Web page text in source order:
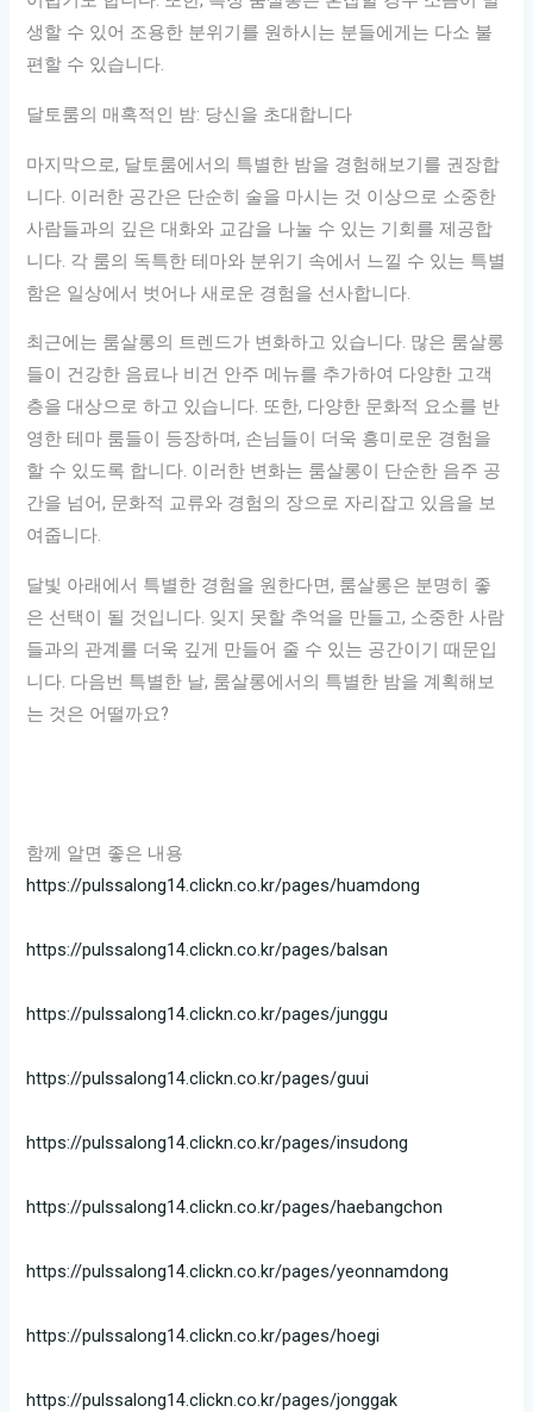
생할 수 있어 조용한 분위기를 원하시는 분들에게는 다소 불
편할 수 있습니다.
달토룸의 매혹적인 밤: 당신을 초대합니다
마지막으로, 달토룸에서의 특별한 밤을 경험해보기를 권장합
니다. 이러한 공간은 단순히 술을 마시는 것 이상으로 소중한
사람들과의 깊은 대화와 교감을 나눌 수 있는 기회를 제공합
니다. 각 룸의 독특한 테마와 분위기 속에서 느낄 수 있는 특별
함은 일상에서 벗어나 새로운 경험을 선사합니다.
최근에는 룸살롱의 트렌드가 변화하고 있습니다. 많은 룸살롱
들이 건강한 음료나 비건 안주 메뉴를 추가하여 다양한 고객
층을 대상으로 하고 있습니다. 또한, 다양한 문화적 요소를 반
영한 테마 룸들이 등장하며, 손님들이 더욱 흥미로운 경험을
할 수 있도록 합니다. 이러한 변화는 룸살롱이 단순한 음주 공
간을 넘어, 문화적 교류와 경험의 장으로 자리잡고 있음을 보
여줍니다.
달빛 아래에서 특별한 경험을 원한다면, 룸살롱은 분명히 좋
은 선택이 될 것입니다. 잊지 못할 추억을 만들고, 소중한 사람
들과의 관계를 더욱 깊게 만들어 줄 수 있는 공간이기 때문입
니다. 다음번 특별한 날, 룸살롱에서의 특별한 밤을 계획해보
는 것은 어떨까요?
함께 알면 좋은 내용
https://pulssalong14.clickn.co.kr/pages/huamdong
https://pulssalong14.clickn.co.kr/pages/balsan
https://pulssalong14.clickn.co.kr/pages/junggu
https://pulssalong14.clickn.co.kr/pages/guui
https://pulssalong14.clickn.co.kr/pages/insudong
https://pulssalong14.clickn.co.kr/pages/haebangchon
https://pulssalong14.clickn.co.kr/pages/yeonnamdong
https://pulssalong14.clickn.co.kr/pages/hoegi
https://pulssalong14.clickn.co.kr/pages/jonggak